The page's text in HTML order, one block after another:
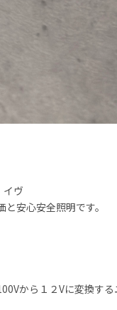
ヴ
安心安全照明です。
から１２Vに変換する